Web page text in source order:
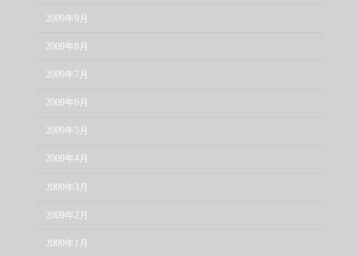
2009年9月
2009年8月
2009年7月
2009年6月
2009年5月
2009年4月
2009年3月
2009年2月
2009年1月